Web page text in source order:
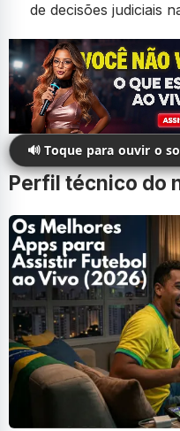
de decisões judiciais
🔊 Toque para ouvir o
Perfil técnico do